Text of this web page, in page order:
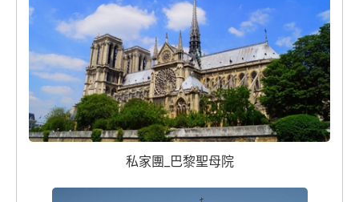
私家團_巴黎聖母院